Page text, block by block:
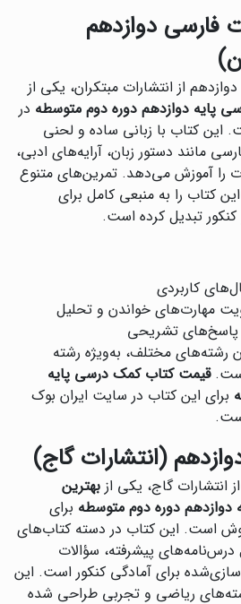
فارسی دوازدهم
از انتشارات مبتکران، یکی از
پایه دوازدهم دوره دوم متوسطه در
کتاب با زبانی ساده و لحنی
مانند دستور زبان، آرایه‌های ادبی،
را آموزش می‌دهد. تمرین‌های متنوع
کتاب را به منبعی کامل برای
کنکور تبدیل کرده است.
کاربردی
مهارت‌های خواندن و تحلیل
پاسخ‌های تشریحی
رشته‌های مختلف، به‌ویژه رشته
است.قیمت کتاب کمک درسی پایه
برای این کتاب در سایت ایران بوک
بهترین
دوره دوم متوسطه برای
است. این کتاب در دسته کتاب‌های
پیشرفته، سؤالات
برای آمادگی کنکور است. این
ریاضی و تجربی طراحی شده